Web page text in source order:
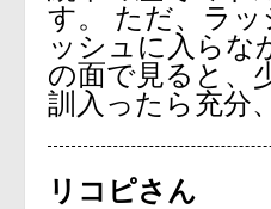
す。 ただ、ラ
ッシュに入らな
の面で見ると、
訓入ったら充分
リコピさん